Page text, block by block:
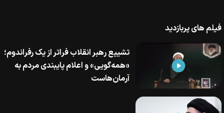
فیلم های پربازدید
تشییع رهبر انقلاب فراتر از یک رفراندوم؛
«همه‌گویی» و اعلام پایبندی مردم به
آرمان‌هاست